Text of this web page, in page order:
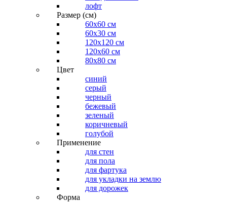
лофт
Размер (см)
60х60 см
60x30 см
120x120 см
120x60 см
80x80 см
Цвет
синий
серый
черный
бежевый
зеленый
коричневый
голубой
Применение
для стен
для пола
для фартука
для укладки на землю
для дорожек
Форма